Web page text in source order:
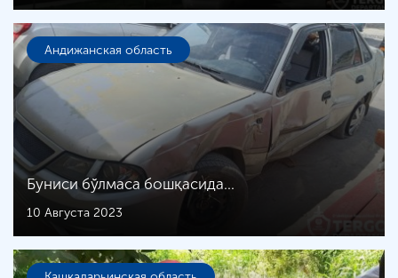
Андижанская область
Буниси бўлмаса бошқасида...
10 Августа 2023